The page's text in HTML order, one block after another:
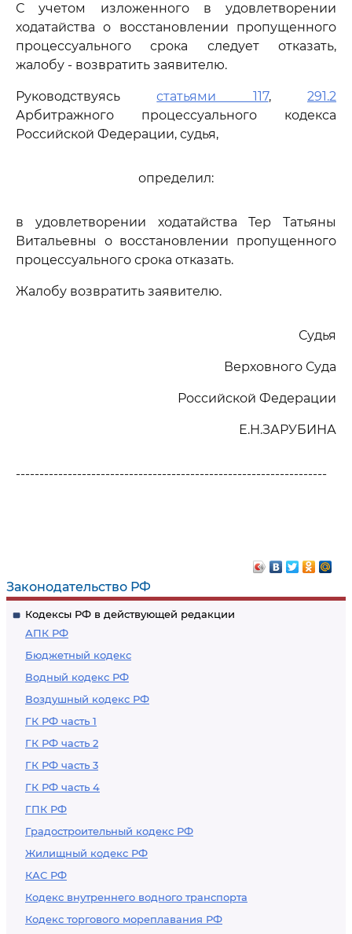
Законодательство РФ
Кодексы РФ в действующей редакции
АПК РФ
Бюджетный кодекс
Водный кодекс РФ
Воздушный кодекс РФ
ГК РФ часть 1
ГК РФ часть 2
ГК РФ часть 3
ГК РФ часть 4
ГПК РФ
Градостроительный кодекс РФ
Жилищный кодекс РФ
КАС РФ
Кодекс внутреннего водного транспорта
Кодекс торгового мореплавания РФ
С учетом изложенного в удовлетворении
ходатайства о восстановлении пропущенного
процессуального срока следует отказать,
жалобу - возвратить заявителю.
Руководствуясьстатьями 117,291.2
Арбитражного процессуального кодекса
Российской Федерации, судья,
определил:
в удовлетворении ходатайства Тер Татьяны
Витальевны о восстановлении пропущенного
процессуального срока отказать.
Жалобу возвратить заявителю.
Судья
Верховного Суда
Российской Федерации
Е.Н.ЗАРУБИНА
------------------------------------------------------------------